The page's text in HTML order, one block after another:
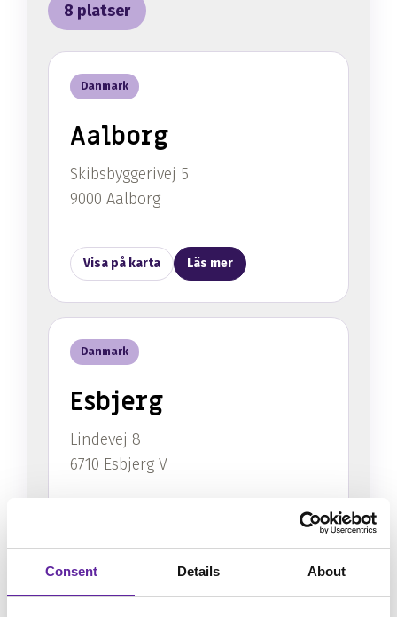
Consent Details About
8 platser
Danmark
Aalborg
Skibsbyggerivej 5
9000 Aalborg
Visa på karta Läs mer
Danmark
Esbjerg
Lindevej 8
6710 Esbjerg V